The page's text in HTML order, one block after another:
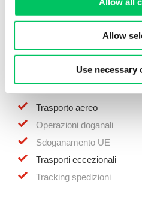
Allow
Use necessary
Carico completo
Groupage
Trasporto a temperatura
Trasporto aereo
Operazioni doganali
Sdoganamento UE
Trasporti eccezionali
Tracking spedizioni